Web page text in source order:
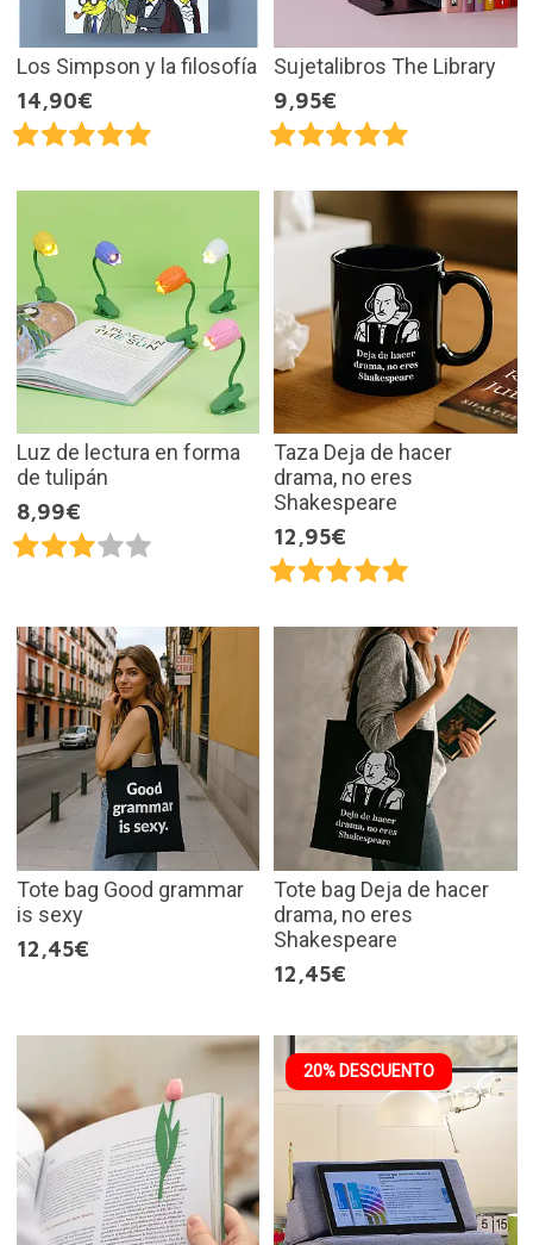
Los Simpson y la filosofía
14,90€
Sujetalibros The Library
9,95€
Luz de lectura en forma
de tulipán
8,99€
Taza Deja de hacer
drama, no eres
Shakespeare
12,95€
Tote bag Good grammar
is sexy
12,45€
Tote bag Deja de hacer
drama, no eres
Shakespeare
12,45€
20% DESCUENTO